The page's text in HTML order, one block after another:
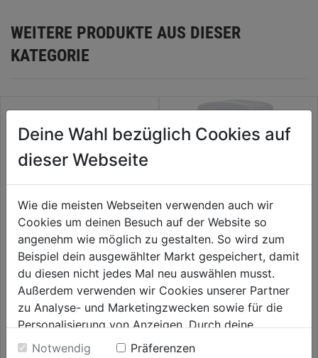
WEITERE PRODUKTE AUS DIESER
KATEGORIE
Bewegungsmelder AP 110° WS
0.0
von
9,99€
Digital-Wochenzeitschaltuhr
(0)
0.0
von
5
9,99€
Deine Wahl bezüglich Cookies auf
dieser Webseite
Wie die meisten Webseiten verwenden auch wir
Cookies um deinen Besuch auf der Website so
angenehm wie möglich zu gestalten. So wird zum
Beispiel dein ausgewählter Markt gespeichert, damit
du diesen nicht jedes Mal neu auswählen musst.
Außerdem verwenden wir Cookies unserer Partner
zu Analyse- und Marketingzwecken sowie für die
Personalisierung von Anzeigen. Durch deine
Einwilligung werden die Daten von Drittanbieter,
Notwendig
Präferenzen